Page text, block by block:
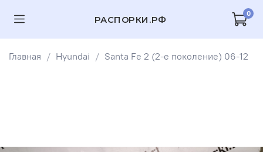
РАСПОРКИ.РФ
0
Главная Hyundai Santa Fe 2 (2-е поколение) 06-12